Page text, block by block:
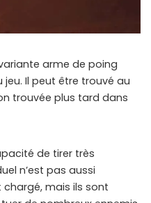
arme de poing
jeu. Il peut être trouvé au
trouvée plus tard dans
de tirer très
n’est pas aussi
chargé, mais ils sont